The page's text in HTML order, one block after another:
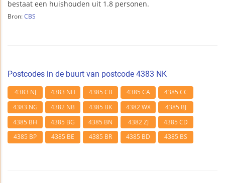
bestaat een huishouden uit 1.8 personen.
Bron: CBS
Postcodes in de buurt van postcode 4383 NK
4383 NJ 4383 NH 4385 CB 4385 CA
4385 CC
4383 NG
4382 NB 4385 BK 4382 WX
4385 BJ
4385 BH
4385 BG 4385 BN 4382 ZJ
4385 CD
4385 BP
4385 BE 4385 BR 4385 BD 4385 BS